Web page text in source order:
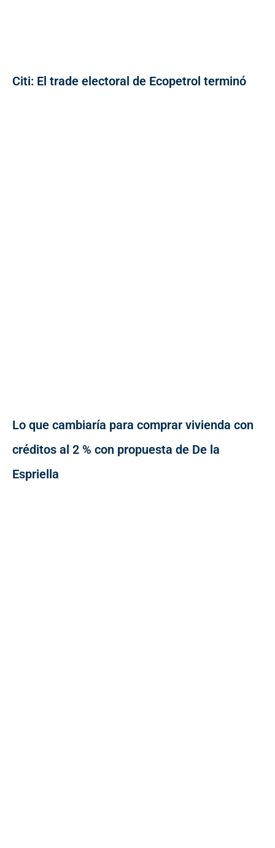
Citi: El trade electoral de Ecopetrol terminó
Lo que cambiaría para comprar vivienda con
créditos al 2 % con propuesta de De la
Espriella